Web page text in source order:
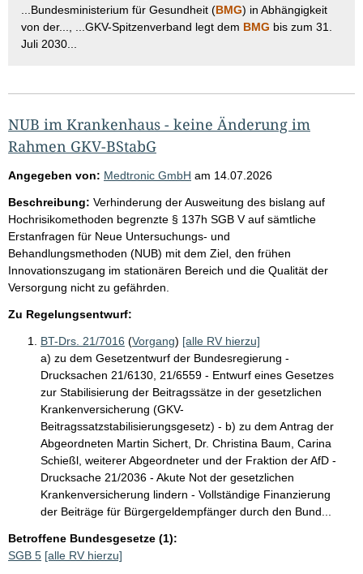
...Bundesministerium für Gesundheit (BMG) in Abhängigkeit
von der..., ...GKV-Spitzenverband legt dem BMG bis zum 31.
Juli 2030...
NUB im Krankenhaus - keine Änderung im
Rahmen GKV-BStabG
Angegeben von: Medtronic GmbH am 14.07.2026
Beschreibung: Verhinderung der Ausweitung des bislang auf
Hochrisikomethoden begrenzte § 137h SGB V auf sämtliche
Erstanfragen für Neue Untersuchungs- und
Behandlungsmethoden (NUB) mit dem Ziel, den frühen
Innovationszugang im stationären Bereich und die Qualität der
Versorgung nicht zu gefährden.
Zu Regelungsentwurf:
BT-Drs. 21/7016 (Vorgang) [alle RV hierzu]
a) zu dem Gesetzentwurf der Bundesregierung -
Drucksachen 21/6130, 21/6559 - Entwurf eines Gesetzes
zur Stabilisierung der Beitragssätze in der gesetzlichen
Krankenversicherung (GKV-
Beitragssatzstabilisierungsgesetz) - b) zu dem Antrag der
Abgeordneten Martin Sichert, Dr. Christina Baum, Carina
Schießl, weiterer Abgeordneter und der Fraktion der AfD -
Drucksache 21/2036 - Akute Not der gesetzlichen
Krankenversicherung lindern - Vollständige Finanzierung
der Beiträge für Bürgergeldempfänger durch den Bund...
Betroffene Bundesgesetze (1):
SGB 5 [alle RV hierzu]